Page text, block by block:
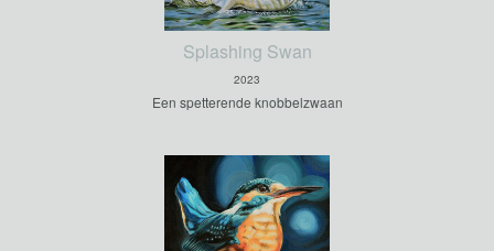
Splashing Swan
2023
Een spetterende knobbelzwaan